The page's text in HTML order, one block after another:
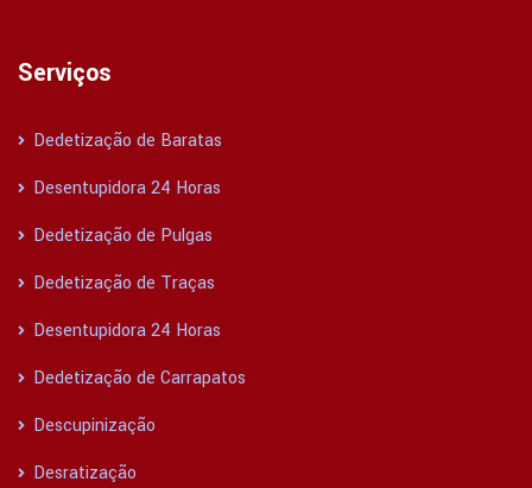
Serviços
Dedetização de Baratas
Desentupidora 24 Horas
Dedetização de Pulgas
Dedetização de Traças
Desentupidora 24 Horas
Dedetização de Carrapatos
Descupinização
Desratização